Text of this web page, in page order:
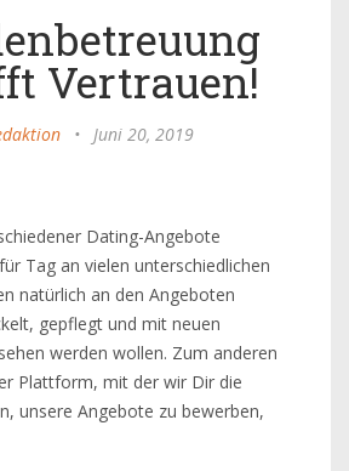
Vertrauen!
• Juni 20, 2019
Dating-Angebote
Tag an vielen unterschiedlichen
natürlich an den Angeboten
gepflegt und mit neuen
werden wollen. Zum anderen
Plattform, mit der wir Dir die
unsere Angebote zu bewerben,